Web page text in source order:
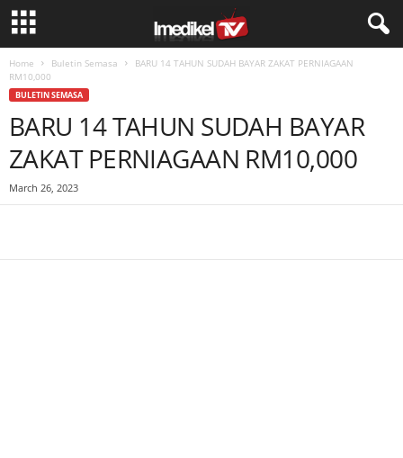
Home Buletin Semasa
BARU 14 TAHUN SUDAH BAYAR ZAKAT PERNIAGAAN
RM10,000
BULETIN SEMASA
BARU 14 TAHUN SUDAH BAYAR
ZAKAT PERNIAGAAN RM10,000
March 26, 2023